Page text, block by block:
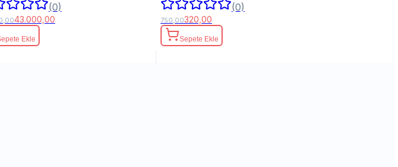
(0)
43.000,00
Ekle
(0)
750,00320,00
Sepete Ekle